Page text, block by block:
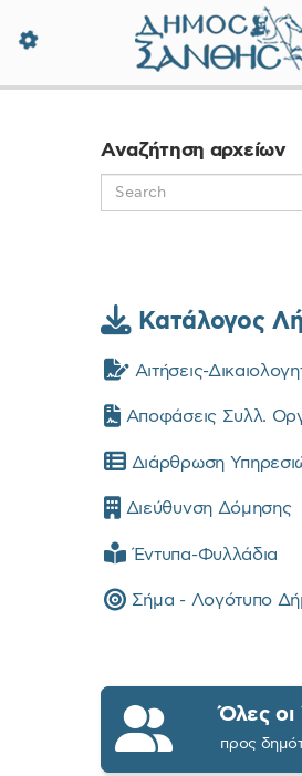
Δήμος Ξάνθης -
Αναζήτηση αρχείων
Κατάλογος
Αιτήσεις-
Αποφάσεις Συλλ.
Διάρθρωση
Διεύθυνση Δόμησης
Έντυπα-Φυλλάδια
Σήμα - Λογότυπο
Όλες οι
προς